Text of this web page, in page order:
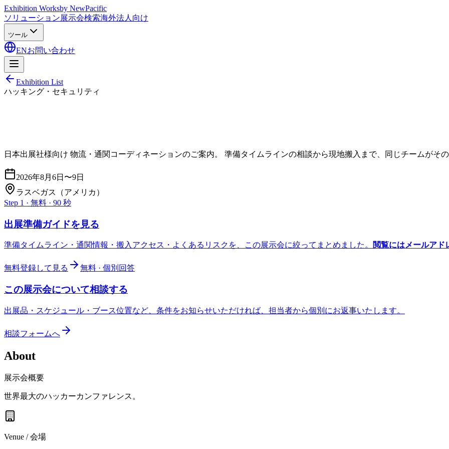
Exhibition Worksby NewPacific
ソリューション展示会検索海外法人向け
ツール
ENお問い合わせ
Exhibition List
ハッキング・セキュリティ
日本出展社様向け 物流・通関コーディネーションのご案内。 準備タイムラインの相談から現地搬入まで、同じチームがその
2026年8月6日〜9日
ラスベガス
（アメリカ）
Step 1 · 無料 · 90 秒
出展準備ガイドを見る
準備タイムライン・通関情報・搬入アクセス・よくあるリスクを、この展示会に絞ってまとめました。 閲覧にはメールアド
無料登録して見る 無料 · 個別回答
この展示会について相談する
出展品・スケジュール・ブース位置など、条件をお知らせいただければ、担当者から個別にお返事いたします。
相談フォームへ
About
展示会概要
世界最大のハッカーカンファレンス。
Venue / 会場